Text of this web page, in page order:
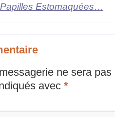
Estomaquées…
ne sera pas
avec *